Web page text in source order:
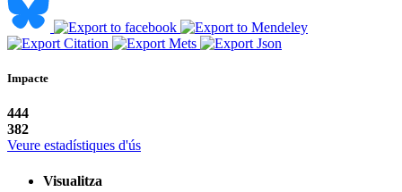
Impacte
444
382
Veure estadístiques d'ús
Visualitza